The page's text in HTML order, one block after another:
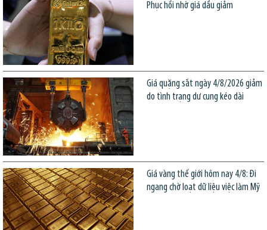
Phục hồi nhờ giá dầu giảm
Giá quặng sắt ngày 4/8/2026 giảm
do tình trạng dư cung kéo dài
Giá vàng thế giới hôm nay 4/8: Đi
ngang chờ loạt dữ liệu việc làm Mỹ